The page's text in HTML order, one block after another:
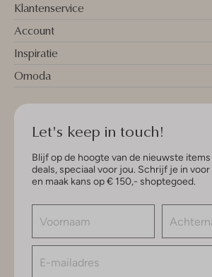
Klantenservice
Account
Inspiratie
Omoda
Let's keep in touch!
Blijf op de hoogte van de nieuwste
deals, speciaal voor jou. Schrijf je in
en maak kans op € 150,- shoptegoed.